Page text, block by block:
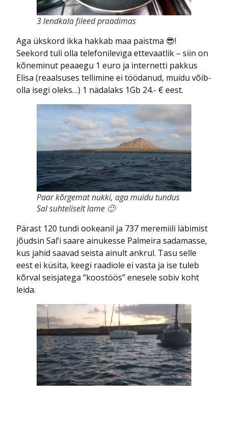
3 lendkala fileed praadimas
Aga ükskord ikka hakkab maa paistma 😎!
Seekord tuli olla telefonileviga ettevaatlik – siin on
kõneminut peaaegu 1 euro ja internetti pakkus
Elisa (reaalsuses tellimine ei töödanud, muidu võib-
olla isegi oleks…) 1 nädalaks 1Gb 24.- € eest.
Paar kõrgemat nukki, aga muidu tundus
Sal suhteliselt lame 🙂
Pärast 120 tundi ookeanil ja 737 meremiili läbimist
jõudsin Sal’i saare ainukesse Palmeira sadamasse,
kus jahid saavad seista ainult ankrul. Tasu selle
eest ei küsita, keegi raadiole ei vasta ja ise tuleb
kõrval seisjatega “koostöös” enesele sobiv koht
leida.